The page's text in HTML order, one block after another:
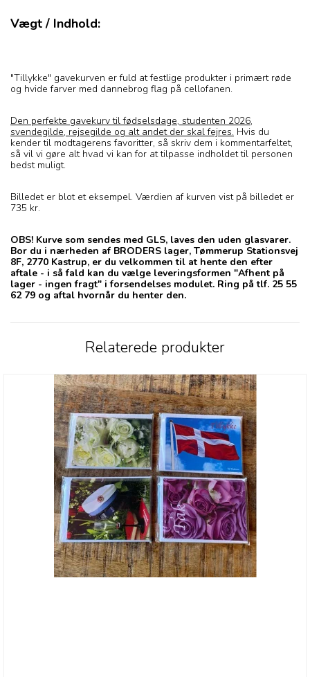
Vægt / Indhold:
"Tillykke" gavekurven er fuld at festlige produkter i primært røde
og hvide farver med dannebrog flag på cellofanen.
Den perfekte gavekurv til fødselsdage, studenten 2026,
svendegilde, rejsegilde og alt andet der skal fejres. Hvis du
kender til modtagerens favoritter, så skriv dem i kommentarfeltet,
så vil vi gøre alt hvad vi kan for at tilpasse indholdet til personen
bedst muligt.
Billedet er blot et eksempel. Værdien af kurven vist på billedet er
735 kr.
OBS! Kurve som sendes med GLS, laves den uden glasvarer.
Bor du i nærheden af BRODERS lager, Tømmerup Stationsvej
8F, 2770 Kastrup, er du velkommen til at hente den efter
aftale - i så fald kan du vælge leveringsformen "Afhent på
lager - ingen fragt" i forsendelses modulet. Ring på tlf. 25 55
62 79 og aftal hvornår du henter den.
Relaterede produkter